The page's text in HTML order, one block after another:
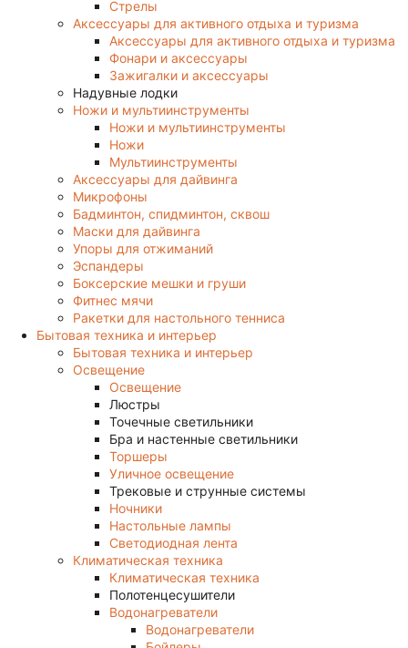
Стрелы
Аксессуары для активного отдыха и туризма
Аксессуары для активного отдыха и туризма
Фонари и аксессуары
Зажигалки и аксессуары
Надувные лодки
Ножи и мультиинструменты
Ножи и мультиинструменты
Ножи
Мультиинструменты
Аксессуары для дайвинга
Микрофоны
Бадминтон, спидминтон, сквош
Маски для дайвинга
Упоры для отжиманий
Эспандеры
Боксерские мешки и груши
Фитнес мячи
Ракетки для настольного тенниса
Бытовая техника и интерьер
Бытовая техника и интерьер
Освещение
Освещение
Люстры
Точечные светильники
Бра и настенные светильники
Торшеры
Уличное освещение
Трековые и струнные системы
Ночники
Настольные лампы
Светодиодная лента
Климатическая техника
Климатическая техника
Полотенцесушители
Водонагреватели
Водонагреватели